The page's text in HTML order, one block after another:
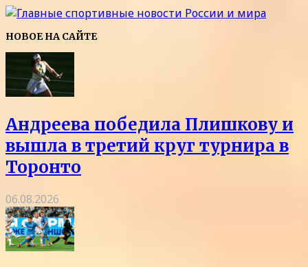
НОВОЕ НА САЙТЕ
Андреева победила Плишкову и
вышла в третий круг турнира в
Торонто
06.08.2026